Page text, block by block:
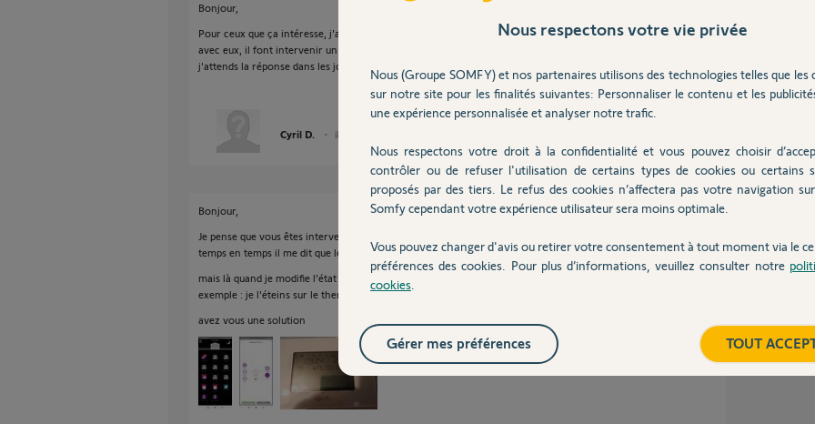
Bonjour,
Pour ceux que ça intéresse, j'ai contacté le service client, après plusieurs manipulation
avec eux, il font intervenir un spécialiste sur la question.
j'attends la réponse dans les jours a venir.
Cyril D. il y a presque 6 ans
Bonjour,
Je pense que vous êtes intervenu, dans l'ensemble ca a lair de fonctionner même si de
temps en temps il me dit que les zones ne sont pas accessible.
mais là quand je modifie l’état sur le thermostat, il ne remonte pas l'info a la tahoma.
exemple : je l'éteins sur le thermostat il apparaît encore en automatique sur la tahoma.
avez vous une solution
Nous respectons votre vie privée
Nous (Groupe SOMFY) et nos partenaires utilisons des technologies telles que les
sur notre site pour les finalités suivantes: Personnaliser le contenu et les
une expérience personnalisée et analyser notre trafic.
Nous respectons votre droit à la confidentialité et vous pouvez choisir
contrôler ou de refuser l'utilisation de certains types de cookies ou certains
proposés par des tiers. Le refus des cookies n’affectera pas votre navigation
Somfy cependant votre expérience utilisateur sera moins optimale.
Vous pouvez changer d'avis ou retirer votre consentement à tout moment via le
préférences des cookies. Pour plus d’informations, veuillez consulter notre
cookies
TOUT
Gérer mes préférences